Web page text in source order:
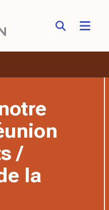
/
la